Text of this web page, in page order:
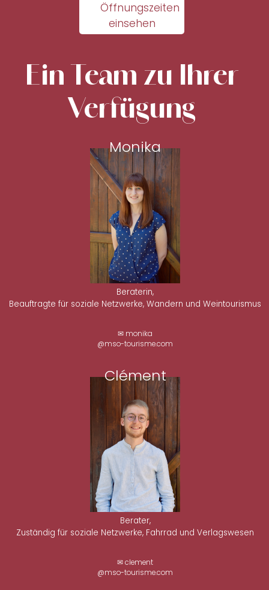
Öffnungszeiten
einsehen
Ein Team zu Ihrer
Verfügung
Monika
Beraterin,
Beauftragte für soziale Netzwerke, Wandern und Weintourismus
✉ monika
@mso-tourisme.com
Clément
Berater,
Zuständig für soziale Netzwerke, Fahrrad und Verlagswesen
✉ clement
@mso-tourisme.com